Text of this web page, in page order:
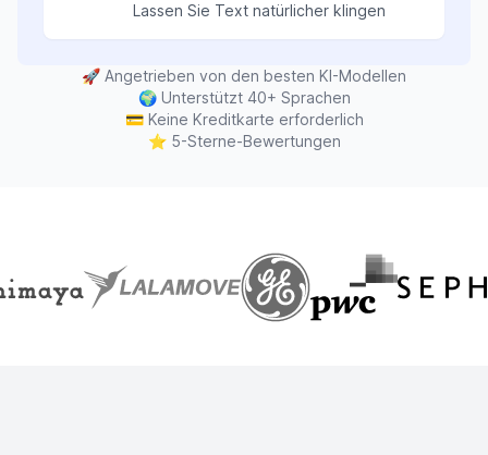
Lassen Sie Text natürlicher klingen
🚀 Angetrieben von den besten KI-Modellen
🌍 Unterstützt 40+ Sprachen
💳 Keine Kreditkarte erforderlich
⭐ 5-Sterne-Bewertungen